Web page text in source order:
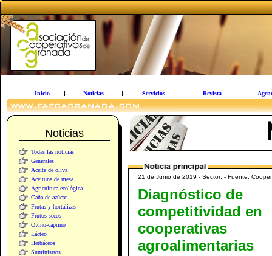
Inicio Noticias Servicios Revista
Noticias
Todas las noticias
Generales
Aceite de oliva
Aceituna de mesa
Agricultura ecológica
Caña de azúcar
Frutas y hortalizas
Frutos secos
Ovino-caprino
Lácteo
Herbáceos
Suministros
21 de Junio de 2019 - Sector: - Fuente:
Diagnóstico de
competitividad en
cooperativas
agroalimentarias